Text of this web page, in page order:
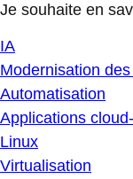
Je souhaite en
IA
Modernisation
Automatisation
Applications
Linux
Virtualisation